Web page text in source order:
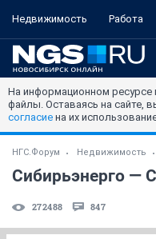
Недвижимость Работа
На информационном
файлы. Оставаясь на сайте,
согласие на их
НГС.Форум Недвижимость
Сибирьэнерго —
272488 847